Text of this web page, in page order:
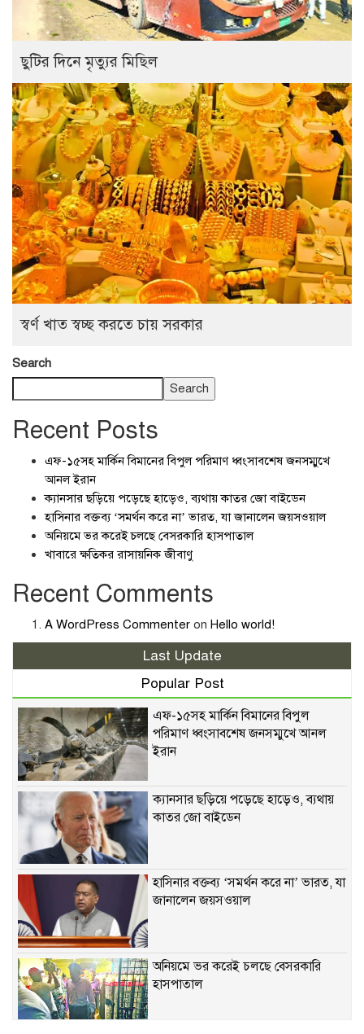
ছুটির দিনে মৃত্যুর মিছিল
স্বর্ণ খাত স্বচ্ছ করতে চায় সরকার
Search
Search
Recent Posts
এফ-১৫সহ মার্কিন বিমানের বিপুল পরিমাণ ধ্বংসাবশেষ জনসম্মুখে
আনল ইরান
ক্যানসার ছড়িয়ে পড়েছে হাড়েও, ব্যথায় কাতর জো বাইডেন
হাসিনার বক্তব্য ‘সমর্থন করে না’ ভারত, যা জানালেন জয়সওয়াল
অনিয়মে ভর করেই চলছে বেসরকারি হাসপাতাল
খাবারে ক্ষতিকর রাসায়নিক জীবাণু
Recent Comments
A WordPress Commenter on Hello world!
Last Update
Popular Post
এফ-১৫সহ মার্কিন বিমানের বিপুল
পরিমাণ ধ্বংসাবশেষ জনসম্মুখে আনল
ইরান
ক্যানসার ছড়িয়ে পড়েছে হাড়েও, ব্যথায়
কাতর জো বাইডেন
হাসিনার বক্তব্য ‘সমর্থন করে না’ ভারত, যা
জানালেন জয়সওয়াল
অনিয়মে ভর করেই চলছে বেসরকারি
হাসপাতাল